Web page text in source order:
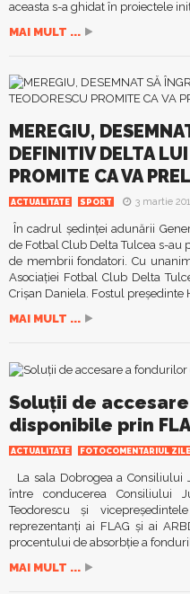
aceasta s-a ghidat în proiectele
MAI MULT ...
MEREGIU,
DEFINITIV DELTA
PROMITE CA VA
ACTUALITATE SPORT 3 martie
În cadrul şedinţei adunării
de Fotbal Club Delta Tulcea s-au
de membrii fondatori. Cu
Asociaţiei Fotbal Club Delta
Crişan Daniela. Fostul preşedinte
MAI MULT ...
Soluţii de
disponibile prin
ACTUALITATE FOTOCOMENTARIUL ZILEI
La sala Dobrogea a Consiliului
între conducerea Consiliului
Teodorescu şi
reprezentanţi ai FLAG şi ai
procentului de absorbţie a
MAI MULT ...